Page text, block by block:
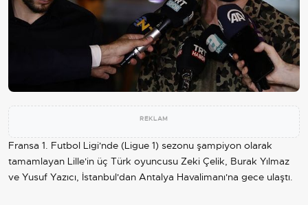
REKLAM
Fransa 1. Futbol Ligi'nde (Ligue 1) sezonu şampiyon olarak
tamamlayan Lille'in üç Türk oyuncusu Zeki Çelik, Burak Yılmaz
ve Yusuf Yazıcı, İstanbul'dan Antalya Havalimanı'na gece ulaştı.